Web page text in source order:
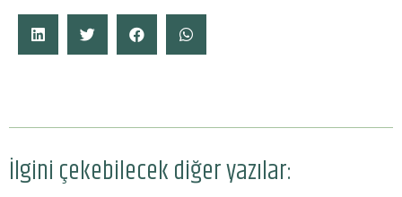
İlgini çekebilecek diğer yazılar: